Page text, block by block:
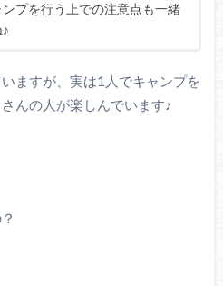
プを行う上での注意点も一緒
ますが、実は1人でキャンプを
んの人が楽しんでいます♪